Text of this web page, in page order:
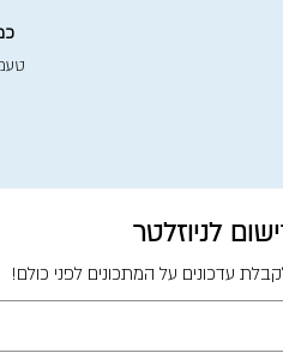
לניוזלטר
עדכונים על המתכונים לפני כולם!